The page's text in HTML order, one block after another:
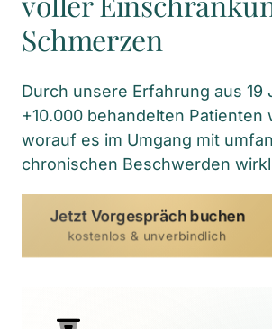
Schmerzen
Durch unsere Erfahrung aus 19
+10.000 behandelten Patienten
worauf es im Umgang mit
chronischen Beschwerden
Jetzt Vorgespräch buchen
kostenlos & unverbindlich